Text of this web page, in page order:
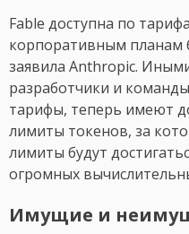
Fable доступна по
корпоративным планам
заявила Anthropic.
разработчики и
тарифы, теперь имеют
лимиты токенов, за
лимиты будут
огромных
Имущие и